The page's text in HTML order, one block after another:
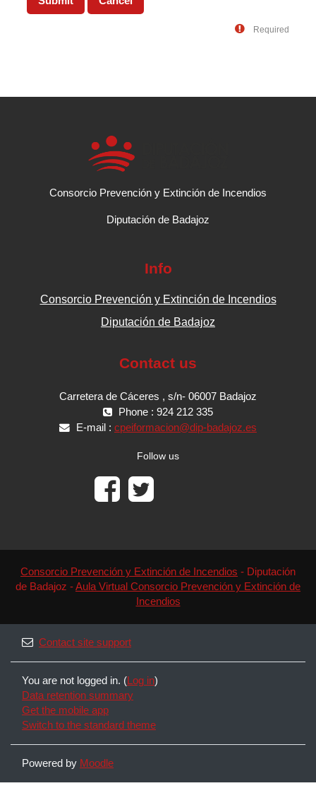
Required
Consorcio Prevención y Extinción de Incendios
Diputación de Badajoz
Info
Consorcio Prevención y Extinción de Incendios
Diputación de Badajoz
Contact us
Carretera de Cáceres , s/n- 06007 Badajoz
Phone : 924 212 335
E-mail : cpeiformacion@dip-badajoz.es
Follow us
Consorcio Prevención y Extinción de Incendios - Diputación
de Badajoz -Aula Virtual Consorcio Prevención y Extinción de
Incendios
Contact site support
You are not logged in. (Log in)
Data retention summary
Get the mobile app
Switch to the standard theme
Powered by Moodle